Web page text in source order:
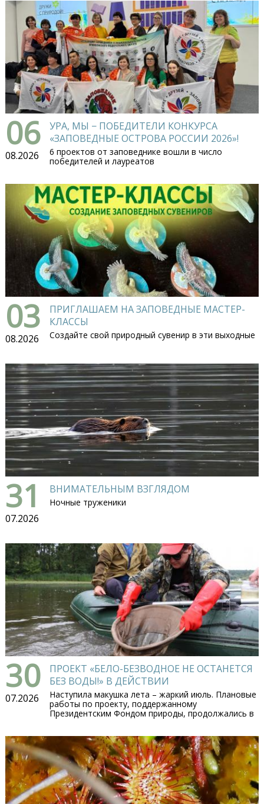
06
08.2026
УРА, МЫ − ПОБЕДИТЕЛИ КОНКУРСА
«ЗАПОВЕДНЫЕ ОСТРОВА РОССИИ 2026»!
6 проектов от заповеднике вошли в число
победителей и лауреатов
03
08.2026
ПРИГЛАШАЕМ НА ЗАПОВЕДНЫЕ МАСТЕР-
КЛАССЫ
Создайте свой природный сувенир в эти выходные
31
07.2026
ВНИМАТЕЛЬНЫМ ВЗГЛЯДОМ
Ночные труженики
30
07.2026
ПРОЕКТ «БЕЛО-БЕЗВОДНОЕ НЕ ОСТАНЕТСЯ
БЕЗ ВОДЫ!» В ДЕЙСТВИИ
Наступила макушка лета – жаркий июль. Плановые
работы по проекту, поддержанному
Президентским Фондом природы, продолжались в